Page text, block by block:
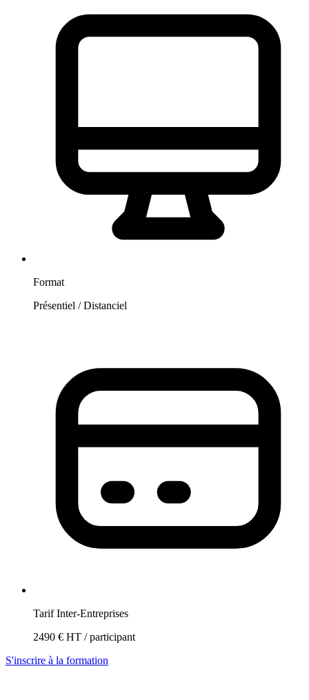
Format
Présentiel / Distanciel
Tarif Inter-Entreprises
2490 € HT / participant
S'inscrire à la formation